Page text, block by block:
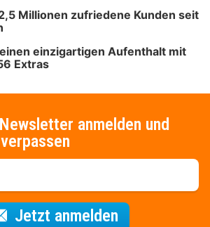
Millionen zufriedene Kunden seit
einzigartigen Aufenthalt mit
Extras
anmelden und
Jetzt anmeldenFür den